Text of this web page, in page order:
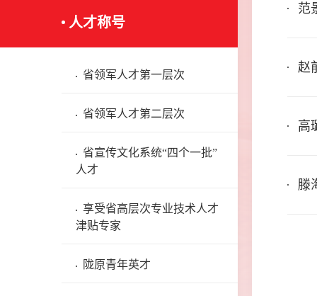
人才称号
省领军人才第一层次
省领军人才第二层次
省宣传文化系统“四个一批”
人才
享受省高层次专业技术人才
津贴专家
陇原青年英才
范
赵
高
滕